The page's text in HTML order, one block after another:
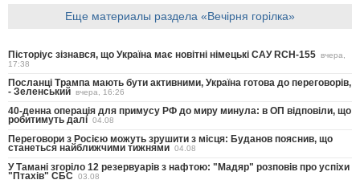
Еще материалы раздела «Вечірня горілка»
Пісторіус зізнався, що Україна має новітні німецькі САУ RCH-155 вчера,
17:38
Посланці Трампа мають бути активними, Україна готова до переговорів,
- Зеленський вчера, 16:26
40-денна операція для примусу РФ до миру минула: в ОП відповіли, що
робитимуть далі 04.08
Переговори з Росією можуть зрушити з місця: Буданов пояснив, що
станеться найближчими тижнями 04.08
У Тамані згоріло 12 резервуарів з нафтою: "Мадяр" розповів про успіхи
"Птахів" СБС 03.08